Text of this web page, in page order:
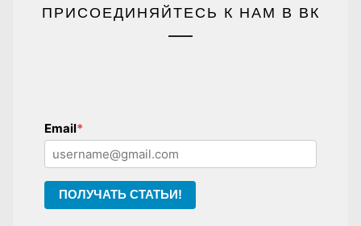
ПРИСОЕДИНЯЙТЕСЬ К НАМ В ВК
Email*
ПОЛУЧАТЬ СТАТЬИ!